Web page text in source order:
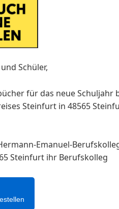
Schüler,
für das neue Schuljahr
Steinfurt in 48565
Emanuel-
Steinfurt ihr Berufskolleg